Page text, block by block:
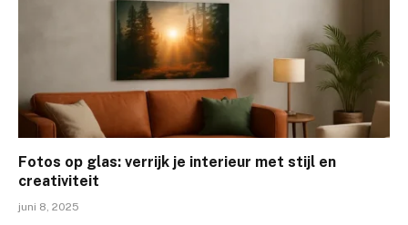
Fotos op glas: verrijk je interieur met stijl en
creativiteit
juni 8, 2025